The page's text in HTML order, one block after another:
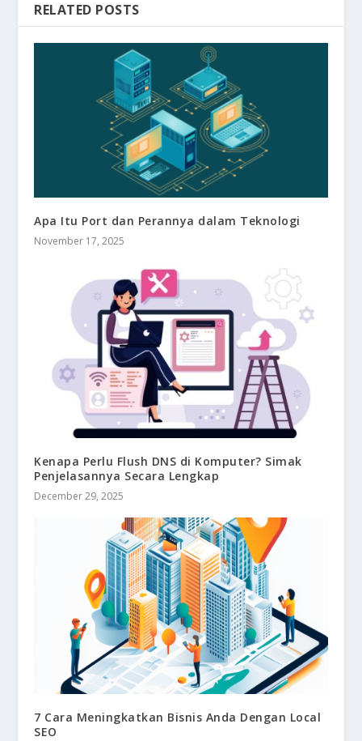
RELATED POSTS
Apa Itu Port dan Perannya dalam Teknologi
November 17, 2025
Kenapa Perlu Flush DNS di Komputer? Simak
Penjelasannya Secara Lengkap
December 29, 2025
7 Cara Meningkatkan Bisnis Anda Dengan Local
SEO